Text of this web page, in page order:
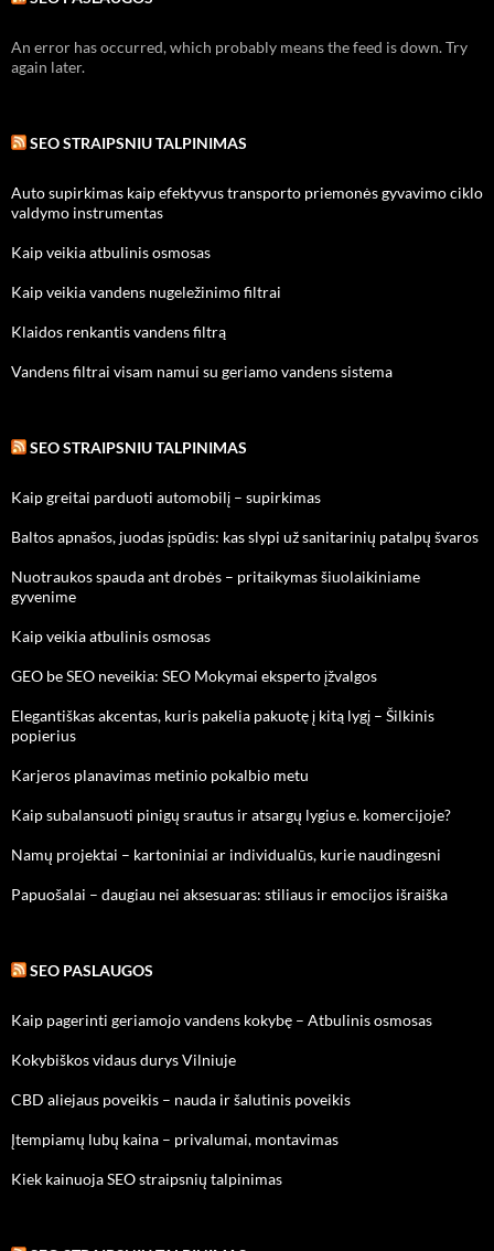
An error has occurred, which probably means the feed is down. Try
again later.
SEO STRAIPSNIU TALPINIMAS
Auto supirkimas kaip efektyvus transporto priemonės gyvavimo ciklo
valdymo instrumentas
Kaip veikia atbulinis osmosas
Kaip veikia vandens nugeležinimo filtrai
Klaidos renkantis vandens filtrą
Vandens filtrai visam namui su geriamo vandens sistema
SEO STRAIPSNIU TALPINIMAS
Kaip greitai parduoti automobilį – supirkimas
Baltos apnašos, juodas įspūdis: kas slypi už sanitarinių patalpų švaros
Nuotraukos spauda ant drobės – pritaikymas šiuolaikiniame
gyvenime
Kaip veikia atbulinis osmosas
GEO be SEO neveikia: SEO Mokymai eksperto įžvalgos
Elegantiškas akcentas, kuris pakelia pakuotę į kitą lygį – Šilkinis
popierius
Karjeros planavimas metinio pokalbio metu
Kaip subalansuoti pinigų srautus ir atsargų lygius e. komercijoje?
Namų projektai – kartoniniai ar individualūs, kurie naudingesni
Papuošalai – daugiau nei aksesuaras: stiliaus ir emocijos išraiška
SEO PASLAUGOS
Kaip pagerinti geriamojo vandens kokybę – Atbulinis osmosas
Kokybiškos vidaus durys Vilniuje
CBD aliejaus poveikis – nauda ir šalutinis poveikis
Įtempiamų lubų kaina – privalumai, montavimas
Kiek kainuoja SEO straipsnių talpinimas